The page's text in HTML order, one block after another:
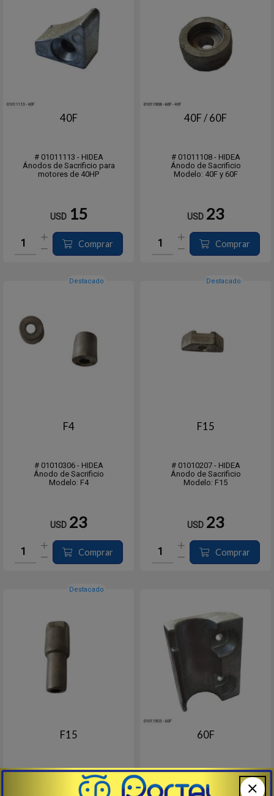
40F
# 01011113 - HIDEA
Ánodos de Sacrificio para
motores de 40HP
USD 15
Comprar
40F / 60F
# 01011108 - HIDEA
Ánodo de Sacrificio
Modelo: 40F y 60F
USD 23
Comprar
Destacado
F4
# 01010306 - HIDEA
Ánodo de Sacrificio
Modelo: F4
USD 23
Comprar
Destacado
F15
# 01010207 - HIDEA
Ánodo de Sacrificio
Modelo: F15
USD 23
Comprar
Destacado
F15
# 01010203 - HIDEA
Ánodo de Sacrificio
Modelo: F15
60F
# 01011903 - HIDEA
Ánodos de Sacrificio para
motores de 60HP